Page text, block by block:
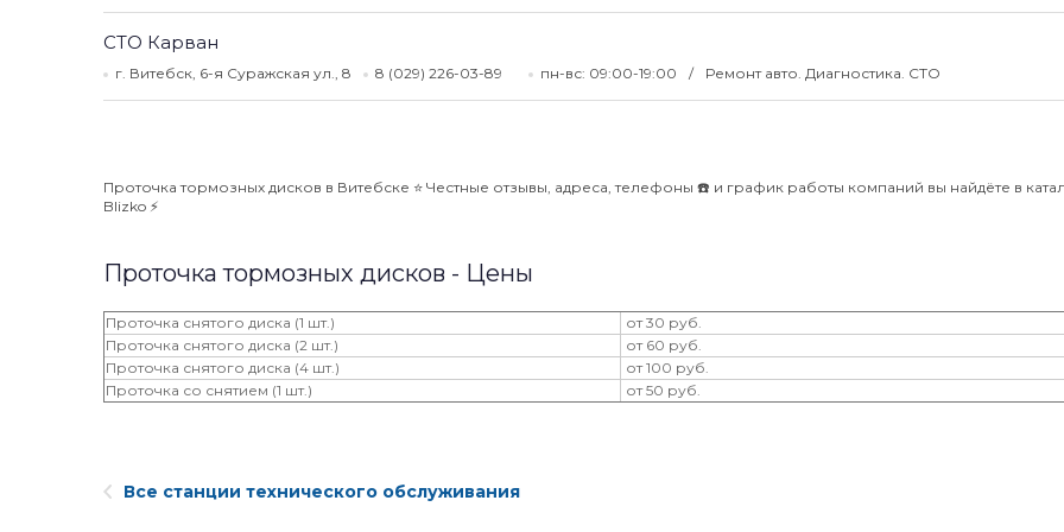
СТО Карван
г. Витебск, 6-я Суражская ул., 8 8 (029) 226-03-89 пн-вс: 09:00-19:00 Ремонт авто. Диагностика. СТО
Проточка тормозных дисков в Витебске ⭐️ Честные отзывы, адреса, телефоны ☎️ и график работы компаний вы найдёте в
Blizko ⚡️
Проточка тормозных дисков - Цены
Проточка снятого диска (1 шт.)
от 30 руб.
Проточка снятого диска (2 шт.)
от 60 руб.
Проточка снятого диска (4 шт.)
от 100 руб.
Проточка со снятием (1 шт.)
от 50 руб.
Все станции технического обслуживания